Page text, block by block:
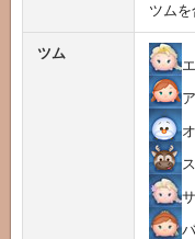
ツムを
ツム